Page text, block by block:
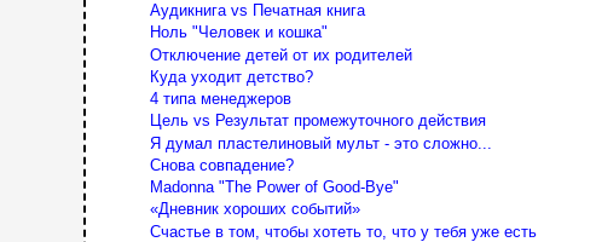
Аудикнига vs Печатная книга
Ноль "Человек и кошка"
Отключение детей от их родителей
Куда уходит детство?
4 типа менеджеров
Цель vs Результат промежуточного действия
Я думал пластелиновый мульт - это сложно...
Снова совпадение?
Madonna "The Power of Good-Bye"
«Дневник хороших событий»
Счастье в том, чтобы хотеть то, что у тебя уже есть